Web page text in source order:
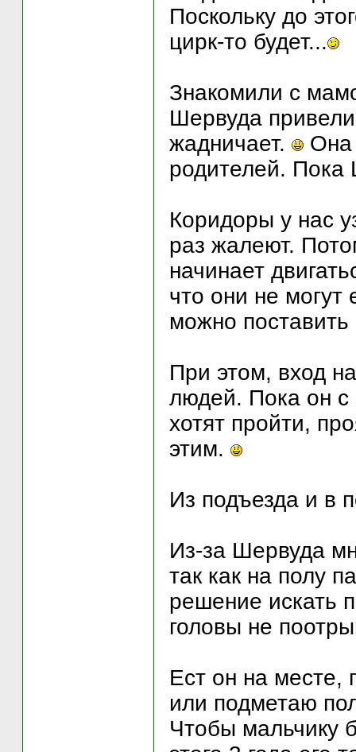
Поскольку до
цирк-то будет...
Знакомили с
Шервуда
жадничает.
Она
родителей. Пока
Коридоры у нас
раз жалеют.
начинает
что они не
можно
При этом, вход
людей. Пока он с
хотят пройти,
этим.
Из подъезда и в
Из-за Шервуда
так как на полу
решение искать
головы не
Ест он на месте,
или подметаю
Чтобы мальчику